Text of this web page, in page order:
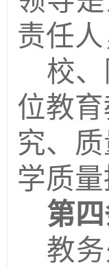
责任
校
位教
究、
学质
第
教务